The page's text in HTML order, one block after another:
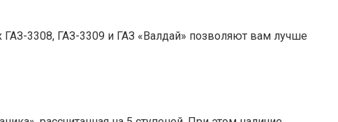
3308, ГАЗ-3309 и ГАЗ «Валдай» позволяют вам лучше